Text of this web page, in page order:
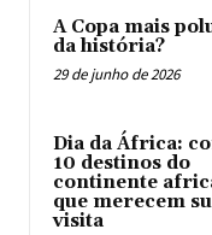
A Copa mais
da história?
29 de junho de 2026
Dia da África:
10 destinos do
continente
que merecem
visita